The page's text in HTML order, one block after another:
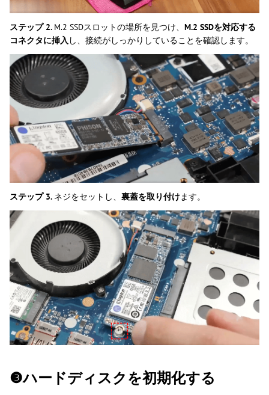
ステップ 2. M.2 SSDスロットの場所を見つけ、 M.2 SSDを対応する
コネクタに挿入 し、接続がしっかりしていることを確認します。
ステップ 3. ネジをセットし、 裏蓋を取り付けます。
❸ハードディスクを初期化する